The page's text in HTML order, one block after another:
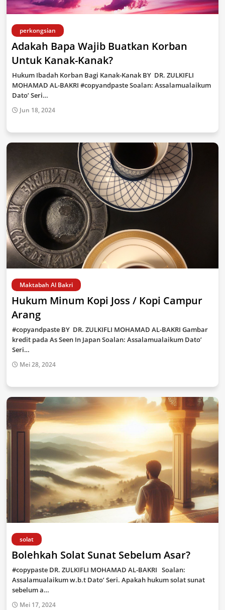
perkongsian
Adakah Bapa Wajib Buatkan Korban
Untuk Kanak-Kanak?
Hukum Ibadah Korban Bagi Kanak-Kanak BY DR. ZULKIFLI
MOHAMAD AL-BAKRI #copyandpaste Soalan: Assalamualaikum
Dato’ Seri…
Jun 18, 2024
Maktabah Al Bakri
Hukum Minum Kopi Joss / Kopi Campur
Arang
#copyandpaste BY DR. ZULKIFLI MOHAMAD AL-BAKRI Gambar
kredit pada As Seen In Japan Soalan: Assalamualaikum Dato’
Seri…
Mei 28, 2024
solat
Bolehkah Solat Sunat Sebelum Asar?
#copypaste DR. ZULKIFLI MOHAMAD AL-BAKRI Soalan:
Assalamualaikum w.b.t Dato’ Seri. Apakah hukum solat sunat
sebelum a…
Mei 17, 2024